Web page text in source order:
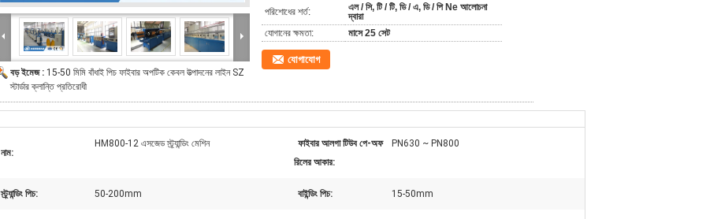
বড় ইমেজ : 15-50 মিমি বাঁধাই পিচ ফাইবার অপটিক কেবল উত্পাদনের লাইন SZ
স্টার্ডার ক্লান্তি প্রতিরোধী
পরিশোধের শর্ত:
এল / সি, টি / টি, ডি / এ, ডি / পি Ne আলোচনা
দ্বারা
যোগানের ক্ষমতা:
মাসে 25 সেট
যোগাযোগ
নাম:
HM800-12 এসজেড স্ট্র্যান্ডিং মেশিন
ফাইবার আলগা টিউব পে-অফ
রিলের আকার:
PN630 ~ PN800
স্ট্র্যান্ডিং পিচ: 50-200mm বাইন্ডিং পিচ: 15-50mm